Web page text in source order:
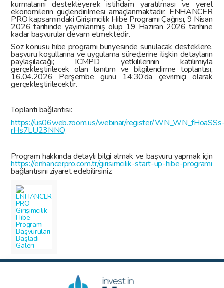
kurmalarını destekleyerek istihdam yaratılması ve yerel
ekonomilerin güçlendirilmesi amaçlanmaktadır. ENHANCER
PRO kapsamındaki Girişimcilik Hibe Programı Çağrısı, 9 Nisan
2026 tarihinde yayımlanmış olup 19 Haziran 2026 tarihine
kadar başvurular devam etmektedir.
Söz konusu hibe programı bünyesinde sunulacak desteklere,
başvuru koşullarına ve uygulama süreçlerine ilişkin detayların
paylaşılacağı; ICMPD yetkililerinin katılımıyla
gerçekleştirilecek olan tanıtım ve bilgilendirme toplantısı,
16.04.2026 Perşembe günü 14:30’da çevrimiçi olarak
gerçekleştirilecektir.
Toplantı bağlantısı:
https://us06web.zoom.us/webinar/register/
rHs7LU23NNQ
Program hakkında detaylı bilgi almak ve başvuru yapmak için
https://enhancerpro.com.tr/girisimcilik-start-up-hibe-programi
bağlantısını ziyaret edebilirsiniz.